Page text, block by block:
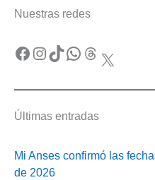
Nuestras redes
Facebook Instagram TikTok WhatsApp Threads X
Últimas entradas
Mi Anses confirmó las
de 2026